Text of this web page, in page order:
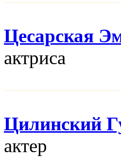
Цесарская
актриса
Цилинский
актер